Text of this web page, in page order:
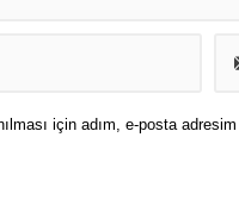
için adım, e-posta